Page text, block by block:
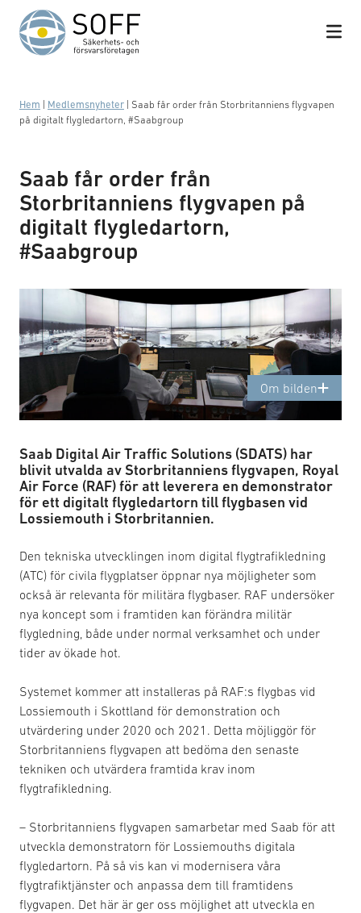
Hoppa till innehåll
Hem Medlemsnyheter
Saab får order från Storbritanniens flygvapen
på digitalt flygledartorn, #Saabgroup
Saab får order från
Storbritanniens flygvapen på
digitalt flygledartorn,
#Saabgroup
Om bilden
Remote Tower
Saab Digital Air Traffic Solutions (SDATS) har
blivit utvalda av Storbritanniens flygvapen, Royal
Air Force (RAF) för att leverera en demonstrator
för ett digitalt flygledartorn till flygbasen vid
Lossiemouth i Storbritannien.
Den tekniska utvecklingen inom digital flygtrafikledning
(ATC) för civila flygplatser öppnar nya möjligheter som
också är relevanta för militära flygbaser. RAF undersöker
nya koncept som i framtiden kan förändra militär
flygledning, både under normal verksamhet och under
tider av ökade hot.
Systemet kommer att installeras på RAF:s flygbas vid
Lossiemouth i Skottland för demonstration och
utvärdering under 2020 och 2021. Detta möjliggör för
Storbritanniens flygvapen att bedöma den senaste
tekniken och utvärdera framtida krav inom
flygtrafikledning.
– Storbritanniens flygvapen samarbetar med Saab för att
utveckla demonstratorn för Lossiemouths digitala
flygledartorn. På så vis kan vi modernisera våra
flygtrafiktjänster och anpassa dem till framtidens
flygvapen. Det här är ger oss möjlighet att utveckla en